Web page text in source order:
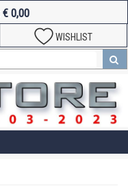
€ 0,00
WISHLIST